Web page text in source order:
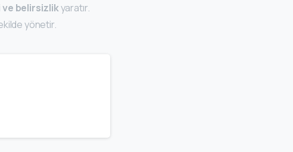
belirsizlikyaratır.
yönetir.